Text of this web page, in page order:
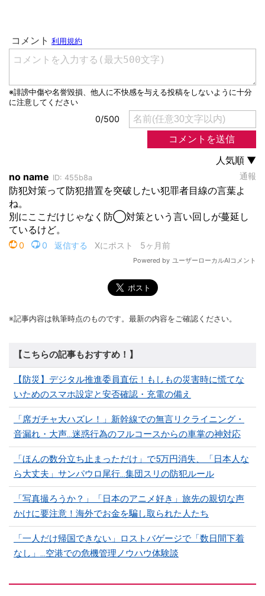
※記事内容は執筆時点のものです。最新の内容をご確認ください。
【こちらの記事もおすすめ！】
【防災】デジタル推進委員直伝！もしもの災害時に慌てな
いためのスマホ設定と安否確認・充電の備え
「席ガチャ大ハズレ！」新幹線での無言リクライニング・
音漏れ・大声...迷惑行為のフルコースからの車掌の神対応
「ほんの数分立ち止まっただけ」で5万円消失、「日本人な
ら大丈夫」サンパウロ尾行…集団スリの防犯ルール
「写真撮ろうか？」「日本のアニメ好き」旅先の親切な声
かけに要注意！海外でお金を騙し取られた人たち
「一人だけ帰国できない」ロストバゲージで「数日間下着
なし」…空港での危機管理ノウハウ体験談